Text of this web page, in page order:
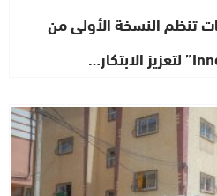
تنظم النسخة الأولى من